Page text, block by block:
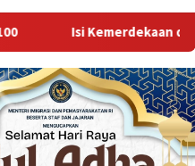
dengan Kepedulian, Lapas